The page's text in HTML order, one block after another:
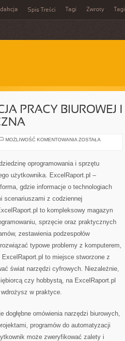
Spis Treści Tagi Zwroty Tagi
PRACY BIUROWEJ I
MOŻLIWOŚĆ KOMENTOWANIA AI
PRACY
BIUROWEJ
EDUKACJA
ZOSTAŁA
oprogramowania i sprzętu
użytkownika. ExcelRaport.pl –
gdzie informacje o technologiach
scenariuszami z codziennej
to kompleksowy magazyn
sprzęcie oraz praktycznych
zestawienia podzespołów
typowe problemy z komputerem,
to miejsce stworzone z
świat narzędzi cyfrowych. Niezależnie,
czy hobbystą, na ExcelRaport.pl
w praktyce.
omówienia narzędzi biurowych,
programów do automatyzacji
może zweryfikować zalety i